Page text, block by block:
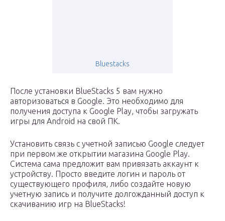
Bluestacks
После установки BlueStacks 5 вам нужно
авторизоваться в Google. Это необходимо для
получения доступа к Google Play, чтобы загружать
игры для Android на свой ПК.
Установить связь с учетной записью Google следует
при первом же открытии магазина Google Play.
Система сама предложит вам привязать аккаунт к
устройству. Просто введите логин и пароль от
существующего профиля, либо создайте новую
учетную запись и получите долгожданный доступ к
скачиванию игр на BlueStacks!